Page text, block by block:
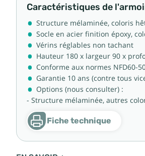
Caractéristiques de
Structure mélaminée, coloris
Socle en acier finition époxy,
Vérins réglables non tachant
Hauteur 180 x largeur 90 x
Conforme aux normes NFD60-
Garantie 10 ans (contre tous
Options (nous consulter) :
- Structure mélaminée, autres
Fiche technique